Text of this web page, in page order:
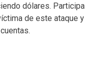
dólares. Participa
de este ataque y